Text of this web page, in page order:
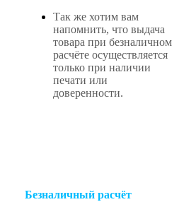
Так же хотим вам
напомнить, что выдача
товара при безналичном
расчёте осуществляется
только при наличии
печати или
доверенности.
Безналичный расчёт